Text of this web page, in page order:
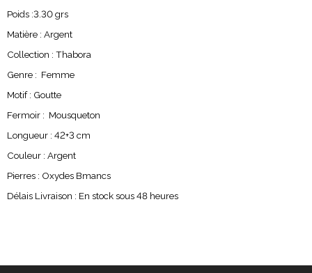
Poids :3.30 grs
Matière : Argent
Collection : Thabora
Genre : Femme
Motif : Goutte
Fermoir : Mousqueton
Longueur : 42+3 cm
Couleur : Argent
Pierres : Oxydes Bmancs
Délais Livraison : En stock sous 48 heures